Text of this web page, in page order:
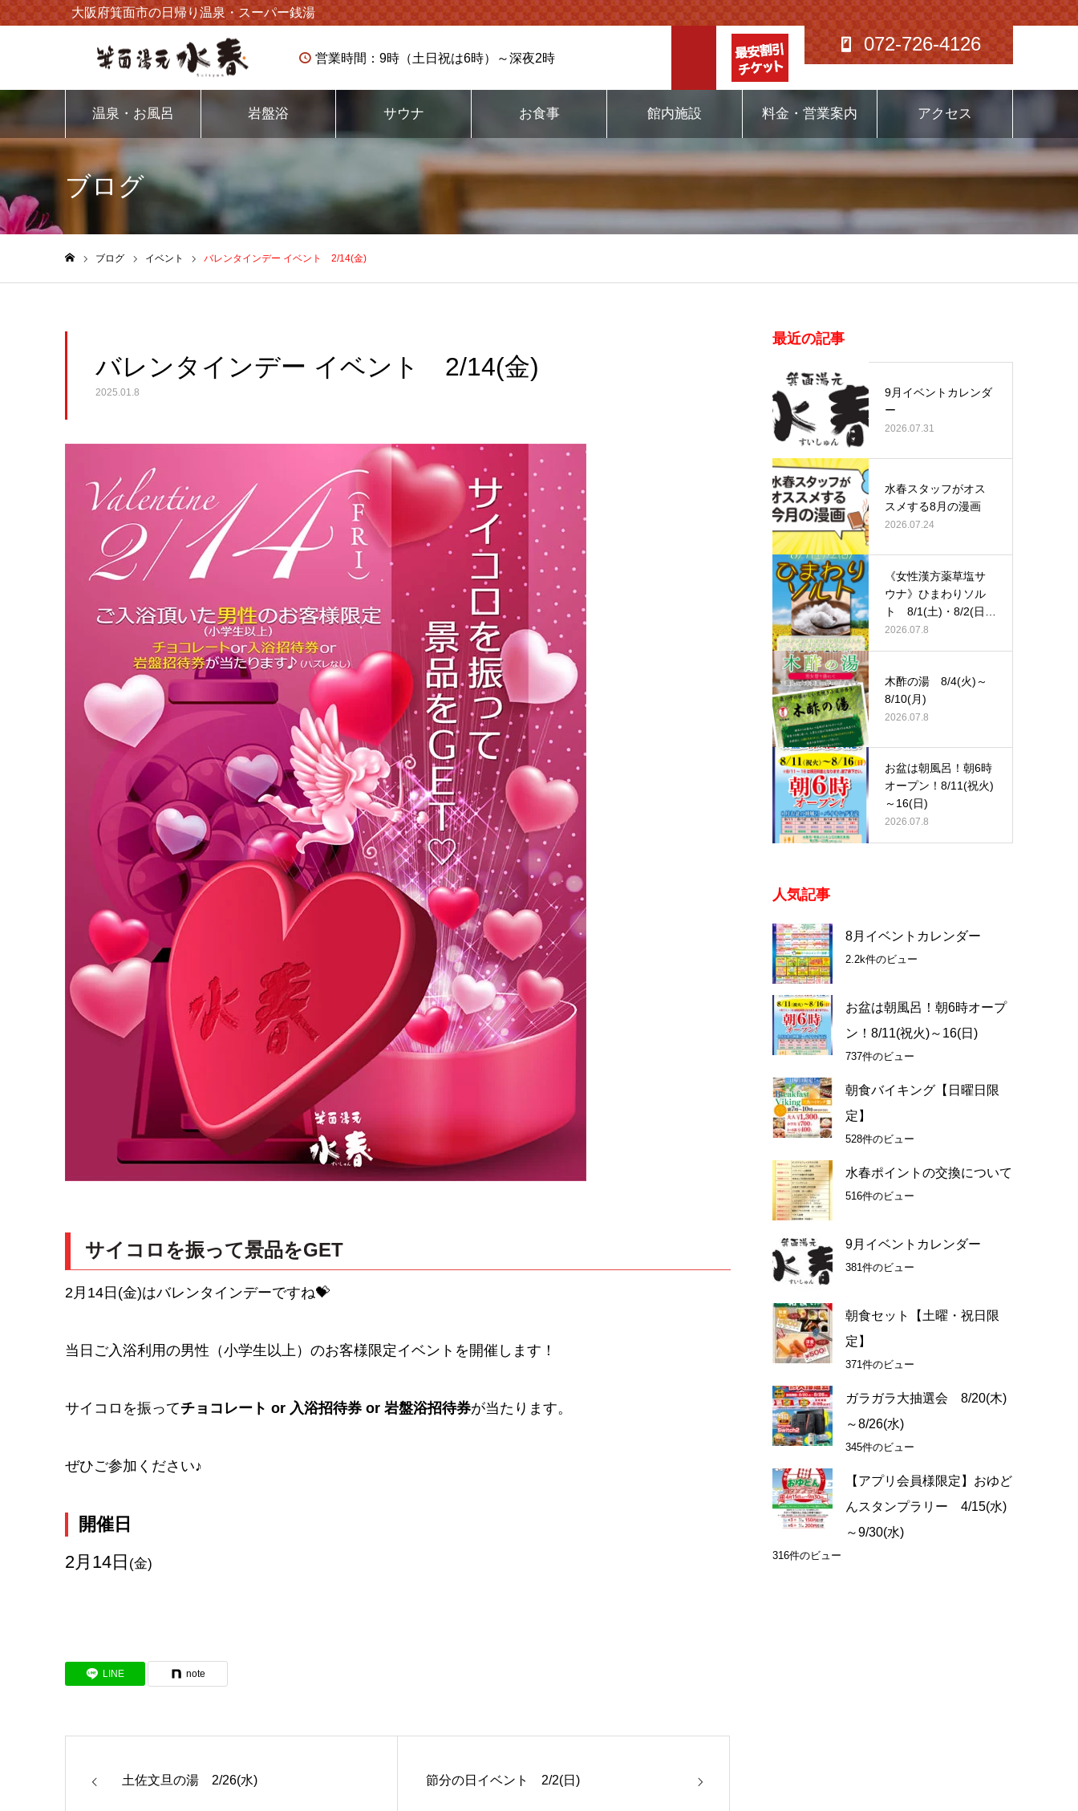
大阪府箕面市の日帰り温泉・スーパー銭湯
営業時間：9時（土日祝は6時）～深夜2時
072-726-4126
温泉・お風呂 岩盤浴 サウナ お食事 館内施設 料金・営業案内 アクセス
ブログ
ブログ イベント バレンタインデー イベント 2/14(金)
バレンタインデー イベント 2/14(金)
2025.01.8
サイコロを振って景品をGET
2月14日(金)はバレンタインデーですね💝
当日ご入浴利用の男性（小学生以上）のお客様限定イベントを開催します！
サイコロを振ってチョコレート or 入浴招待券 or 岩盤浴招待券が当たります。
ぜひご参加ください♪
開催日
2月14日 (金)
LINE note
土佐文旦の湯 2/26(水) 節分の日イベント 2/2(日)
最近の記事
9月イベントカレンダ
ー
2026.07.31
水春スタッフがオス
スメする8月の漫画
2026.07.24
《女性漢方薬草塩サ
ウナ》ひまわりソル
ト 8/1(土)・8/2(日)
…
2026.07.8
木酢の湯 8/4(火)～
8/10(月)
2026.07.8
お盆は朝風呂！朝6時
オープン！8/11(祝火)
～16(日)
2026.07.8
人気記事
8月イベントカレンダー
2.2k件のビュー
お盆は朝風呂！朝6時オープ
ン！8/11(祝火)～16(日)
737件のビュー
朝食バイキング【日曜日限
定】
528件のビュー
水春ポイントの交換について
516件のビュー
9月イベントカレンダー
381件のビュー
朝食セット【土曜・祝日限
定】
371件のビュー
ガラガラ大抽選会 8/20(木)
～8/26(水)
345件のビュー
【アプリ会員様限定】おゆど
んスタンプラリー 4/15(水)
～9/30(水)
316件のビュー